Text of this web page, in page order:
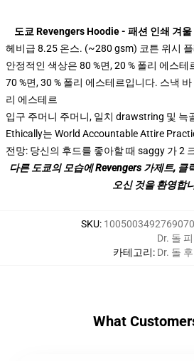
modname=ckeditor 지시어
도쿄 Revengers Hoodie - 패션 인쇄 겨
헤비급 8.25 온스. (~280 gsm) 코튼 위시
안정적인 색상은 80 %면, 20 % 폴리 에스
70 %면, 30 % 폴리 에스테르입니다. 스낵
리 에스테르
입구 주머니 주머니, 일치 drawstring 및 늑
Ethically는 World Accountable Attire
전망: 당신의 후드를 좋아할 때 saggy 가 2
다른 도쿄의 모습에 Revengers 가제트, 클
오신 것을 환영합
SKU:
카테고리:
Dr. 돌
Dr. 돌
What